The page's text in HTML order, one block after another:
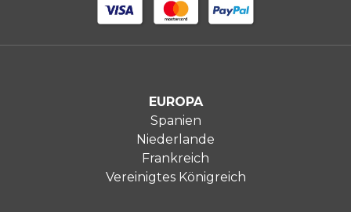
EUROPA
Spanien
Niederlande
Frankreich
Vereinigtes Königreich